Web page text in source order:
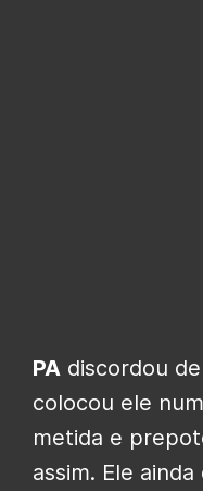
PA discordou
colocou ele
metida e
assim. Ele